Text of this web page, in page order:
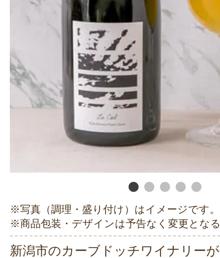
※写真（調理・盛り付け）はイメージです。
※商品包装・デザインは予告なく変更とな
新潟市のカーブドッチワイナリー